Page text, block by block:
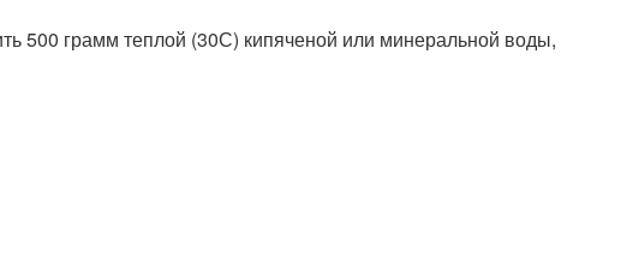
500 грамм теплой (30С) кипяченой или минеральной воды,